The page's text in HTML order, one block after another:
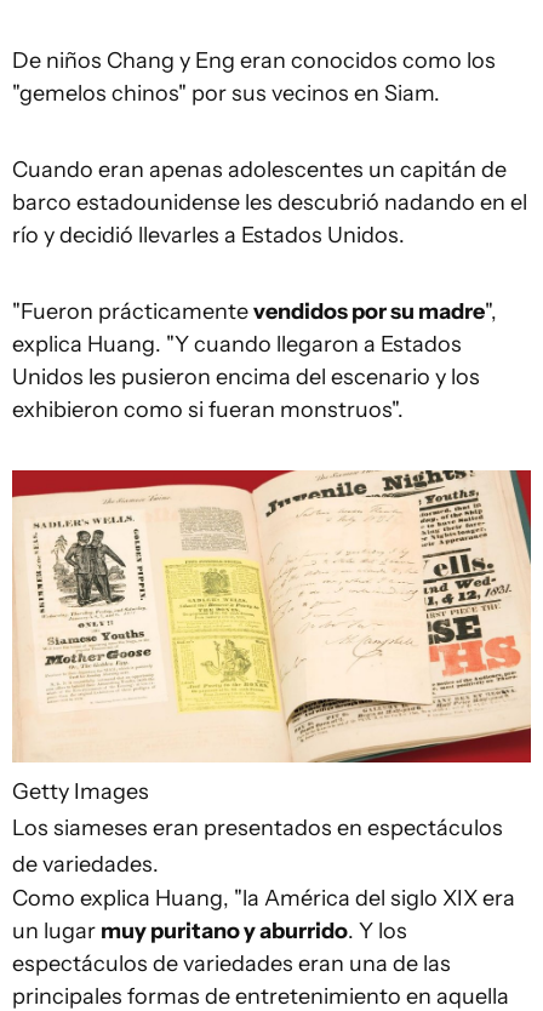
De niños Chang y Eng eran conocidos como los
"gemelos chinos" por sus vecinos en Siam.
Cuando eran apenas adolescentes un capitán de
barco estadounidense les descubrió nadando en el
río y decidió llevarles a Estados Unidos.
"Fueron prácticamentevendidos por su madre",
explica Huang. "Y cuando llegaron a Estados
Unidos les pusieron encima del escenario y los
exhibieron como si fueran monstruos".
Getty Images
Los siameses eran presentados en espectáculos
de variedades.
Como explica Huang, "la América del siglo XIX era
un lugar muy puritano y aburrido. Y los
espectáculos de variedades eran una de las
principales formas de entretenimiento en aquella